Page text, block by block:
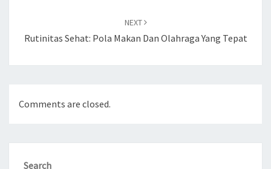
NEXT
Rutinitas Sehat: Pola Makan Dan Olahraga Yang Tepat
Comments are closed.
Search